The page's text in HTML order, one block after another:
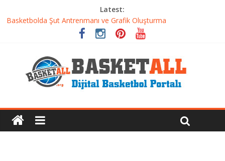
Latest:
Basketbolda Şut Antrenmanı ve Grafik Oluşturma
Iverson’dan Kyrie’e: Top Sürme Sanatının Dramatik Evrimi
Dünyanın En İyi Basketbol Takımı: Gerçek Şampiyon Kim?
Basketbolcu Beslenmesi: Performansı Artıran Bilimsel
Yaklaşımlar